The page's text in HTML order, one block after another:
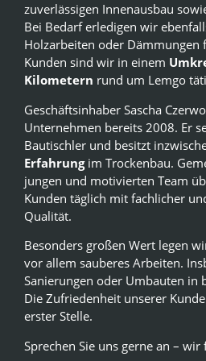
zuverlässigen Innenausbau
Bei Bedarf erledigen wir
Holzarbeiten oder Dämmungen
Kunden sind wir in einem
Kilometern rund um Lemgo
Geschäftsinhaber Sascha
Unternehmen bereits 2008. Er
Bautischler und besitzt
Erfahrungim Trockenbau.
jungen und motivierten Team
Kunden täglich mit fachlicher
Qualität.
Besonders großen Wert legen
vor allem sauberes Arbeiten.
Sanierungen oder Umbauten in
Die Zufriedenheit unserer
erster Stelle.
Sprechen Sie uns gerne an – wir